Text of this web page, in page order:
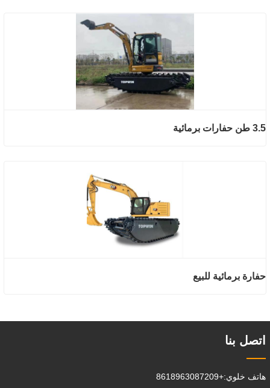
3.5 طن حفارات برمائية
حفارة برمائية للبيع
اتصل بنا
هاتف خلوي:+8618963087209